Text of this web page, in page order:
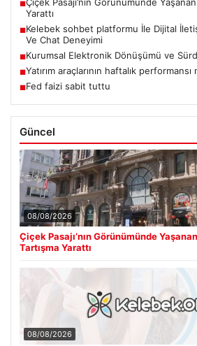
■
Yarattı
■Kelebek sohbet platformu İle Dijital
Ve Chat Deneyimi
■Kurumsal Elektronik Dönüşümü ve
■Yatırım araçlarının haftalık performansı
■Fed faizi sabit tuttu
Güncel
08/08/2026
Çiçek Pasajı’nın Görünümünde
Tartışma Yarattı
08/08/2026